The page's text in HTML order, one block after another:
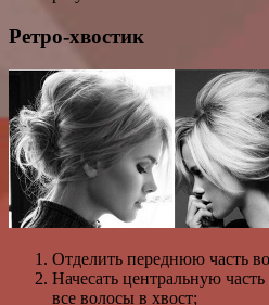
Ретро-хвостик
Отделить переднюю часть
Начесать центральную
все волосы в хвост;